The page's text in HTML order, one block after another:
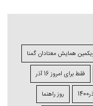
همایش معتادان گمنا
فقط برای امروز 16 آذر
روز راهنما